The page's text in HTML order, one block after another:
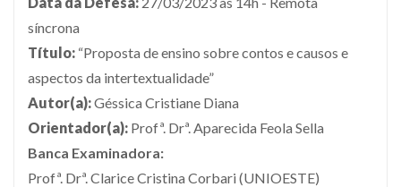
síncrona
Título: “Proposta de ensino sobre contos e causos e
aspectos da intertextualidade”
Autor(a):Géssica Cristiane Diana
Orientador(a): Profª. Drª.Aparecida Feola Sella
Banca Examinadora:
Profª. Drª. Clarice Cristina Corbari (UNIOESTE)